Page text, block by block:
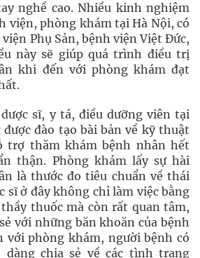
nghề cao. Nhiều kinh nghiệm
viện, phòng khám tại Hà Nội, có
Phụ Sản, bệnh viện Việt Đức,
này sẽ giúp quá trình điều trị
khi đến với phòng khám đạt
sĩ, y tá, điều dưỡng viên tại
đào tạo bài bản về kỹ thuật
trợ thăm khám bệnh nhân hết
thận. Phòng khám lấy sự hài
là thước đo tiêu chuẩn về thái
sĩ ở đây không chỉ làm việc bằng
thuốc mà còn rất quan tâm,
với những băn khoăn của bệnh
với phòng khám, người bệnh có
chia sẻ về các tình trạng